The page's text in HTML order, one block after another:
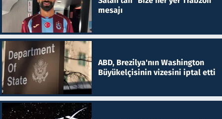
mesajı
ABD, Brezilya'nın Washington
Büyükelçisinin vizesini iptal etti